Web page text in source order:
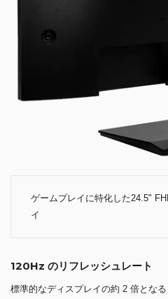
ゲームプレイに特化した24.5"
イ
120Hz のリフレッシュレート
標準的なディスプレイの約 2 倍とな